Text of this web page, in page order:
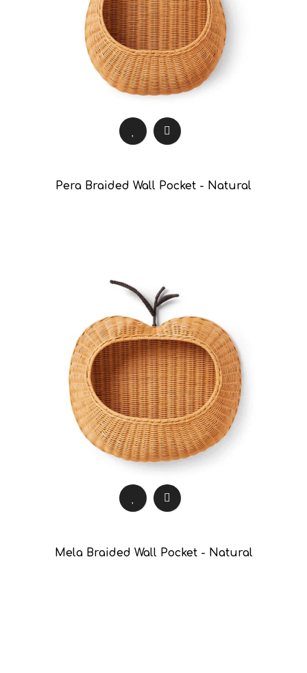
Pera Braided Wall Pocket - Natural
Mela Braided Wall Pocket - Natural